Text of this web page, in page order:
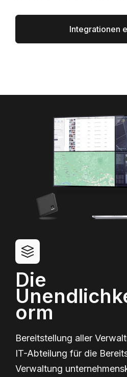
Integrationen
Die
orm
Bereitstellung aller
IT-Abteilung für die
Verwaltung